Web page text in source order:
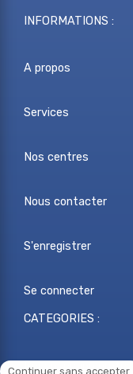
INFORMATIONS :
A propos
Services
Nos centres
Nous contacter
S'enregistrer
Se connecter
CATEGORIES :
Reconversion